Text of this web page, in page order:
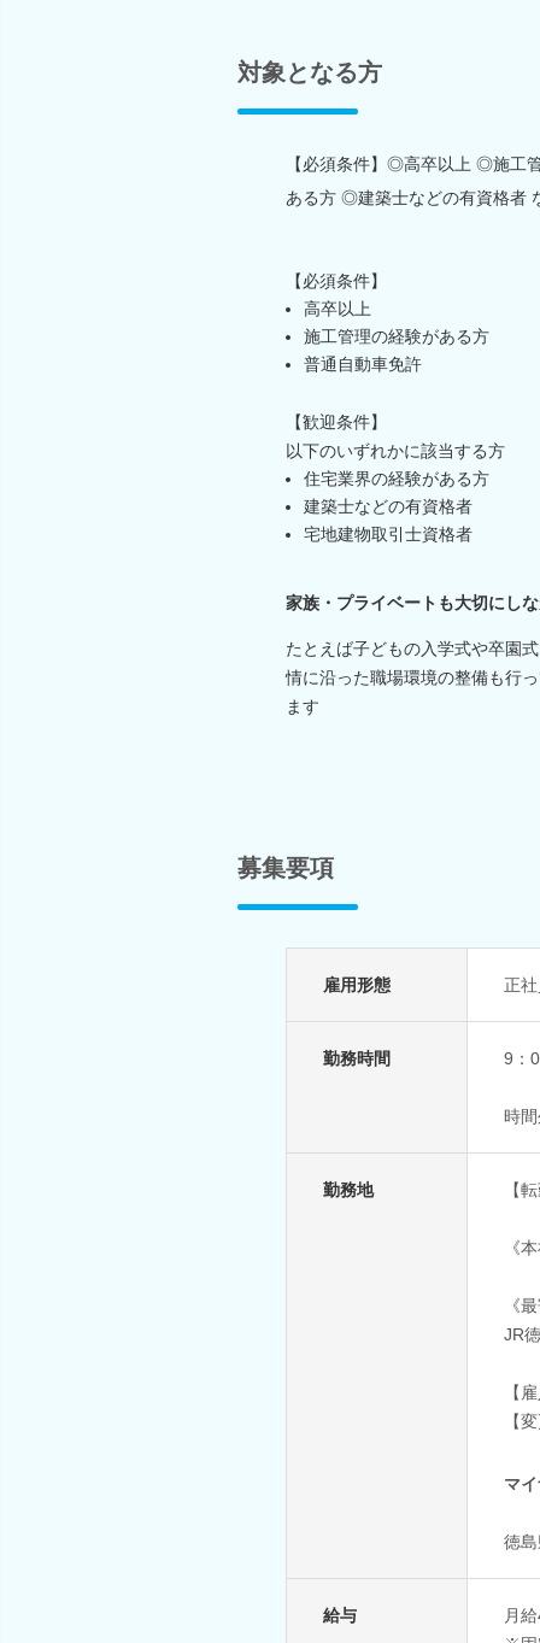
対象となる方
【必須条件】◎高卒以上 ◎施工
ある方 ◎建築士などの有資格者
【必須条件】
高卒以上
施工管理の経験がある方
普通自動車免許
【歓迎条件】
以下のいずれかに該当する方
住宅業界の経験がある方
建築士などの有資格者
宅地建物取引士資格者
家族・プライベートも大切にし
たとえば子どもの入学式や卒園
情に沿った職場環境の整備も行
ます
募集要項
雇用形態 正
勤務時間 9：
時
勤務地 【
《
《
JR
【
【
マ
徳
給与
月